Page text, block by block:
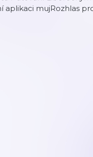
aplikaci mujRozhlas